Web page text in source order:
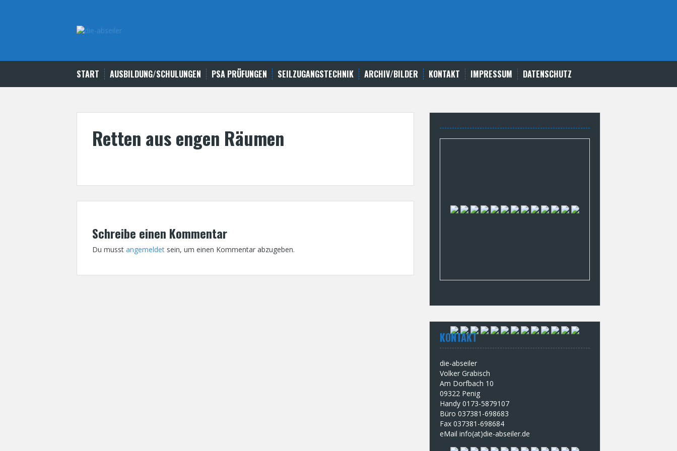
START AUSBILDUNG/SCHULUNGEN PSA PRÜFUNGEN SEILZUGANGSTECHNIK ARCHIV/BILDER KONTAKT IMPRESSUM DATENSCHUTZ
Retten aus engen Räumen
Schreibe einen Kommentar
Du musst angemeldet sein, um einen Kommentar abzugeben.
KONTAKT
die-abseiler
Volker Grabisch
Am Dorfbach 10
09322 Penig
Handy 0173-5879107
Büro 037381-698683
Fax 037381-698684
eMail info(at)die-abseiler.de